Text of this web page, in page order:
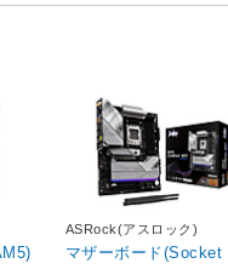
ASRock(アスロック)
マザーボード(Socket